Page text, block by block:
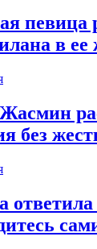
певица
в ее
без